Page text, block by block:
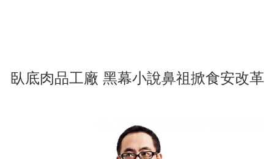
臥底肉品工廠 黑幕小說鼻祖掀食安改革